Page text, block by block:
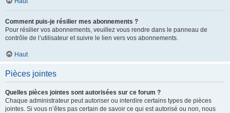
Comment puis-je résilier mes abonnements ?
Pour résilier vos abonnements, veuillez vous rendre dans le panneau de
contrôle de l’utilisateur et suivre le lien vers vos abonnements.
Haut
Pièces jointes
Quelles pièces jointes sont autorisées sur ce forum ?
Chaque administrateur peut autoriser ou interdire certains types de pièces
jointes. Si vous n’êtes pas certain de savoir ce qui est autorisé ou non, nous